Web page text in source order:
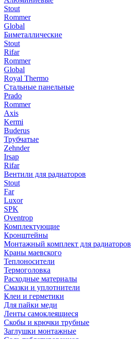
Stout
Rommer
Global
Биметаллические
Stout
Rifar
Rommer
Global
Royal Thermo
Стальные панельные
Prado
Rommer
Axis
Kermi
Buderus
Трубчатые
Zehnder
Irsap
Rifar
Вентили для радиаторов
Stout
Far
Luxor
SPK
Oventrop
Комплектующие
Кронштейны
Монтажный комплект для радиаторов
Краны маевского
Теплоносители
Термоголовка
Расходные материалы
Смазки и уплотнители
Клеи и герметики
Для пайки меди
Ленты самоклеящиеся
Скобы и крючки трубные
Заглушки монтажные